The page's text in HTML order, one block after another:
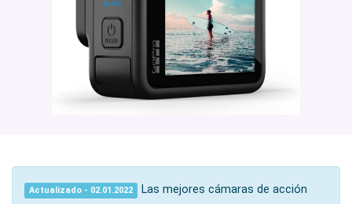
Actualizado - 02.01.2022
Las mejores cámaras de acción